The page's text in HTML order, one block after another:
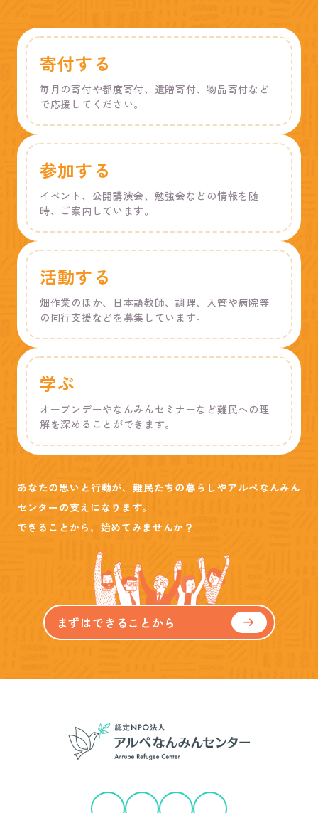
寄付する
毎月の寄付や都度寄付、遺贈寄付、物品寄付など
で応援してください。
参加する
イベント、公開講演会、勉強会などの情報を随
時、ご案内しています。
活動する
畑作業のほか、日本語教師、調理、入管や病院等
の同行支援などを募集しています。
学ぶ
オープンデーやなんみんセミナーなど難民への理
解を深めることができます。
あなたの思いと行動が、難民たちの暮らしやアルペなんみん
センターの支えになります。
できることから、始めてみませんか？
まずはできることから